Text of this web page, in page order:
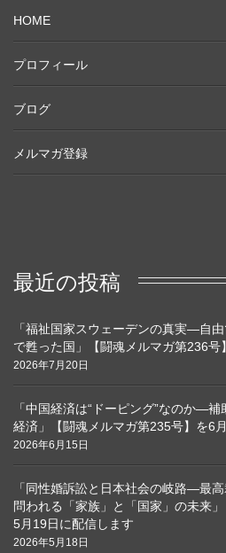
HOME
プロフィール
ブログ
メルマガ登録
最近の投稿
「福祉国家スウェーデンの真実―自
で甦った国」【闘魂メルマガ第236
2026年7月20日
「中国経済は“ドーピング”なのか―
経済」【闘魂メルマガ第235号】を6
2026年6月15日
「同性婚訴訟と日本社会の岐路―最
問われる「家族」と「国家」の未来
5月19日に配信します
2026年5月18日